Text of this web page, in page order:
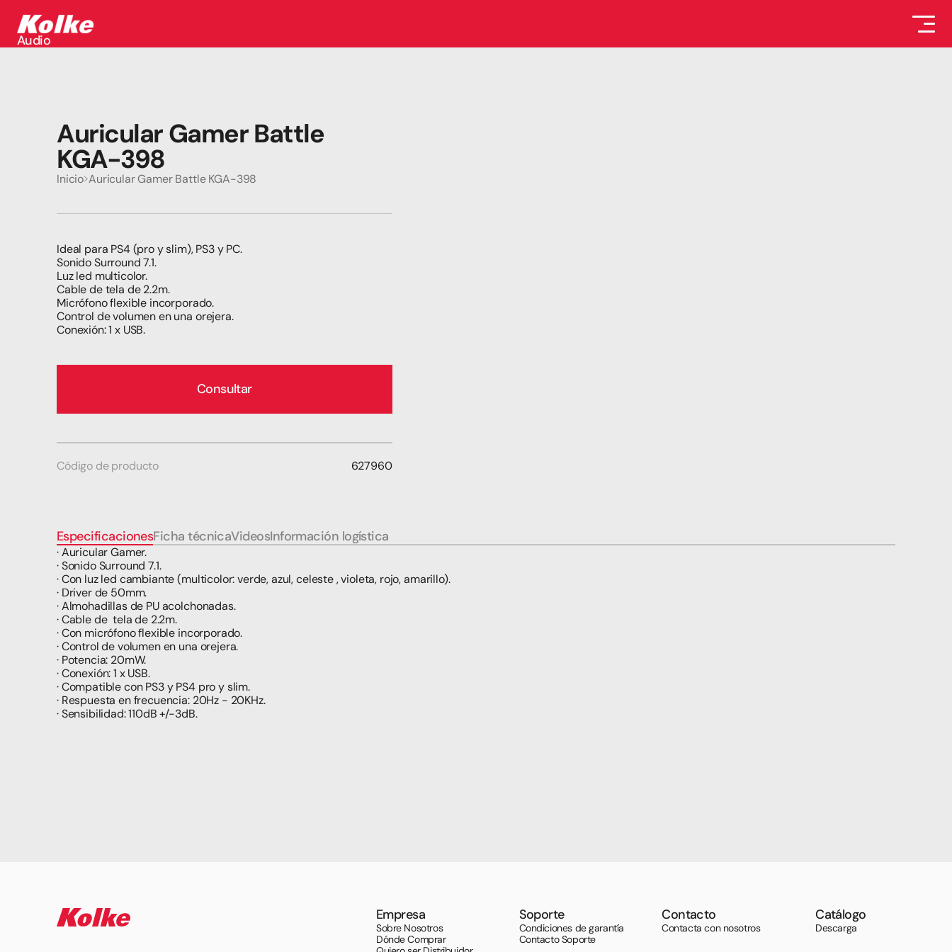
Audio
Seguridad
Perifericos
Televisores
Tabletas
Auricular Gamer Battle
KGA-398
Inicio Auricular Gamer Battle KGA-398
Ideal para PS4 (pro y slim), PS3 y PC.
Sonido Surround 7.1.
Luz led multicolor.
Cable de tela de 2.2m.
Micrófono flexible incorporado.
Control de volumen en una orejera.
Conexión: 1 x USB.
Consultar
Código de producto 627960
EspecificacionesFicha técnicaVideosInformación logística
· Auricular Gamer.
· Sonido Surround 7.1.
· Con luz led cambiante (multicolor: verde, azul, celeste , violeta, rojo, amarillo).
· Driver de 50mm.
· Almohadillas de PU acolchonadas.
· Cable de  tela de 2.2m.
· Con micrófono flexible incorporado.
· Control de volumen en una orejera.
· Potencia: 20mW.
· Conexión: 1 x USB.
· Compatible con PS3 y PS4 pro y slim.
· Respuesta en frecuencia: 20Hz - 20KHz.
· Sensibilidad: 110dB +/-3dB.
Empresa
Sobre Nosotros
Dónde Comprar
Soporte
Condiciones de garantía
Contacto Soporte
Contacto
Contacta con nosotros
Catálogo
Descarga